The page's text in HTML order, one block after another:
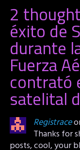
2
éxito de
durante
Fuerza
contrató
satelital
Registrace
Thanks for
posts, cool, your